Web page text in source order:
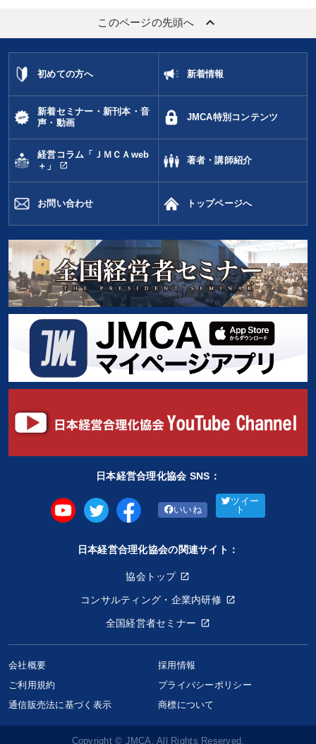
すべての音声・動画（全2076タイトル）からお探しいただけます
ブランディング インフレ対策・値上げ
対談・座談会 上場企業 モチベーション 政治家
AI 海外の成功事例 生産性向上 企業成長
※「更新」を押すと「タグ・キーワード」を更新いただけます。
このページの先頭へ keyboard_arrow_up
初めての方へ 新着情報
新着セミナー・新刊本・音
声・動画
JMCA特別コンテンツ
経営コラム「ＪＭＣＡweb
＋」
open_in_new
著者・講師紹介
お問い合わせ トップページへ
日本経営合理化協会 SNS：
いいね
ツイー
ト
日本経営合理化協会の関連サイト：
協会トップ
コンサルティング・企業内研修
全国経営者セミナー
会社概要
採用情報
ご利用規約
プライバシーポリシー
通信販売法に基づく表示
商標について
Copyright © JMCA. All Rights Reserved.